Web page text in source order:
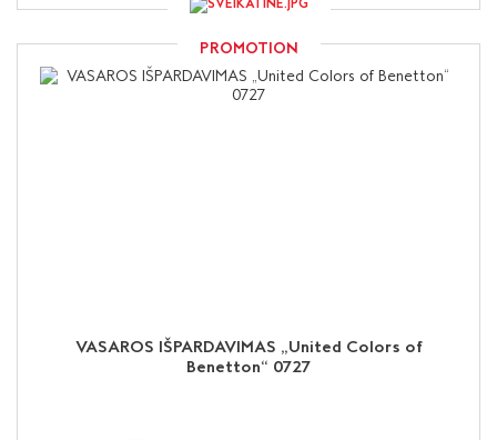
PROMOTION
VASAROS IŠPARDAVIMAS „United Colors of
Benetton“ 0727